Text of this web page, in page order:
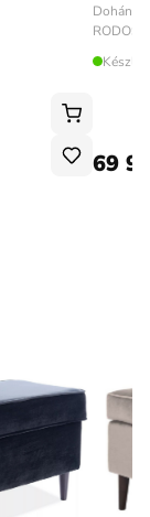
69